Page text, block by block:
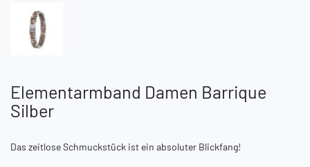
Elementarmband Damen Barrique
Silber
Das zeitlose Schmuckstück ist ein absoluter Blickfang!